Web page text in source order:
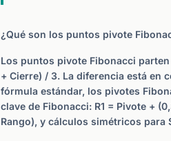
¿Qué son los puntos pivote
Los puntos pivote Fibonacci
+ Cierre) / 3. La diferencia está en
fórmula estándar, los pivotes
clave de Fibonacci: R1 = Pivote +
Rango), y cálculos simétricos para